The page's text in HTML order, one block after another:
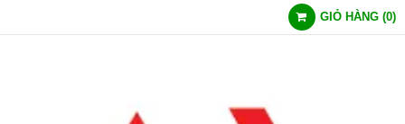
GIỎ HÀNG (0)